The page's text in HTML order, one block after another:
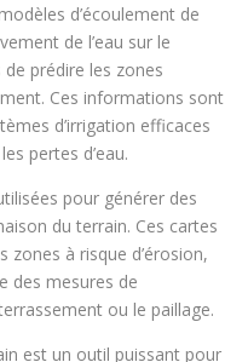
d’écoulement de
de l’eau sur le
prédire les zones
Ces informations sont
d’irrigation efficaces
pertes d’eau.
pour générer des
du terrain. Ces cartes
zones à risque d’érosion,
des mesures de
ou le paillage.
est un outil puissant pour